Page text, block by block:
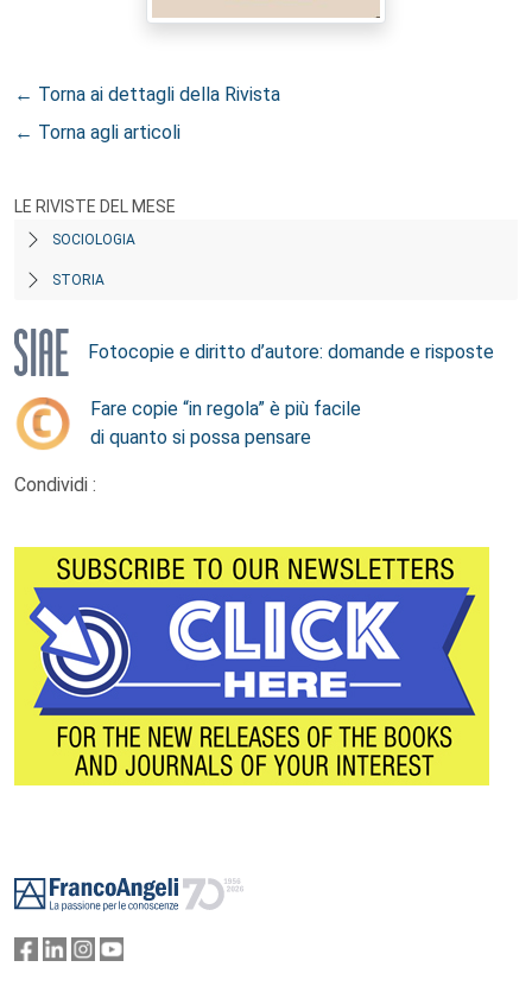
← Torna ai dettagli della Rivista
← Torna agli articoli
LE RIVISTE DEL MESE
SOCIOLOGIA
STORIA
Fotocopie e diritto d’autore: domande e risposte
Fare copie “in regola” è più facile
di quanto si possa pensare
Condividi :